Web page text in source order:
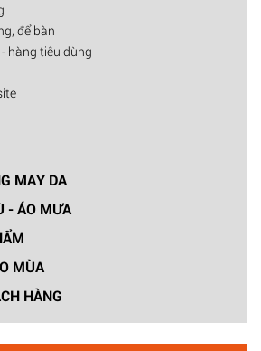
để bàn
hàng tiêu dùng
MAY DA
- ÁO MƯA
MÙA
HÀNG